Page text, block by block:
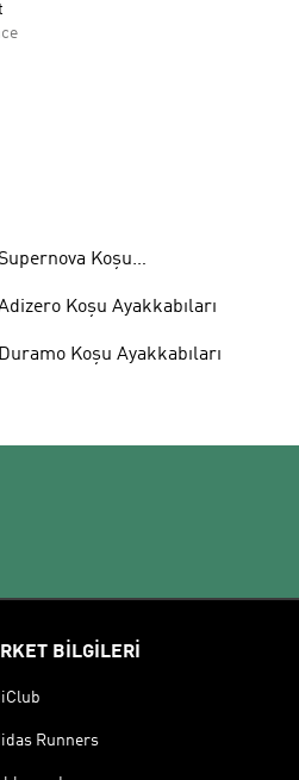
Supernova Koşu
Koşu Ayakkabıları
Duramo Koşu Ayakkabıları
BİLGİLERİ
Runners